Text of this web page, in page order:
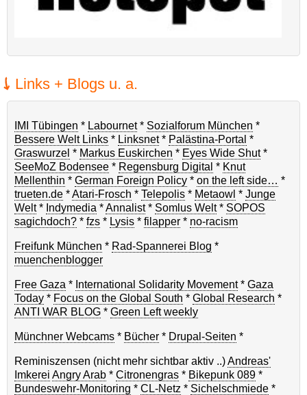
Links + Blogs u. a.
IMI Tübingen * Labournet* Sozialforum München *
Bessere Welt Links * Linksnet* Palästina-Portal *
Graswurzel * Markus Euskirchen * Eyes Wide Shut*
SeeMoZ Bodensee * Regensburg Digital * Knut
Mellenthin * German Foreign Policy * on the left side… *
trueten.de *Atari-Frosch * Telepolis * Metaowl * Junge
Welt* Indymedia *Annalist* Somlus Welt* SOPOS
sagichdoch? * fzs * Lysis * filapper * no-racism
Freifunk München * Rad-Spannerei Blog *
muenchenblogger
Free Gaza * International Solidarity Movement* Gaza
Today * Focus on the Global South * Global Research *
ANTI WAR BLOG * Green Left weekly
Münchner Webcams * Bücher * Drupal-Seiten *
Reminiszensen (nicht mehr sichtbar aktiv ..)Andreas'
Imkerei Angry Arab * Citronengras * Bikepunk 089 *
Bundeswehr-Monitoring * CL-Netz * Sichelschmiede *